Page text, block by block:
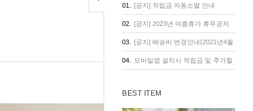
01. [공지] 적립금 자동소멸 안내
02. [공지] 2023년 여름휴가 휴무공지
03. [공지] 배송비 변경안내(2021년4월
1일 기준)
04. 모바일앱 설치시 적립금 및 추가할
BEST ITEM
낮은가격